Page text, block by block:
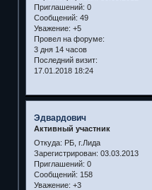
Приглашений: 0
Сообщений: 49
Уважение: +5
Провел на форуме:
3 дня 14 часов
Последний визит:
17.01.2018 18:24
Эдвардович
Активный участник
Откуда: РБ, г.Лида
Зарегистрирован: 03.03.2013
Приглашений: 0
Сообщений: 158
Уважение: +3